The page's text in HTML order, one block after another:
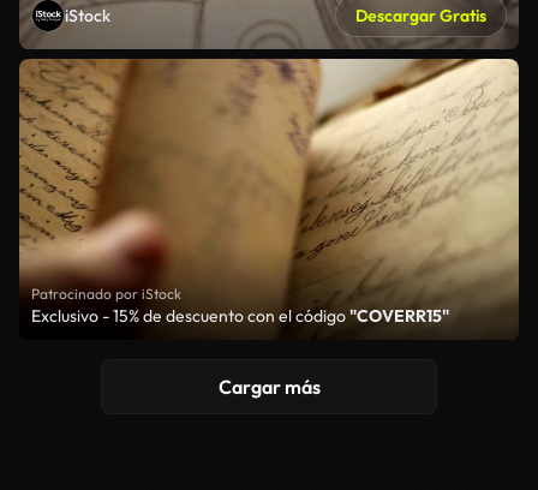
iStock Descargar Gratis
Patrocinado por iStock
Exclusivo - 15% de descuento con el código"COVERR15"
Cargar más